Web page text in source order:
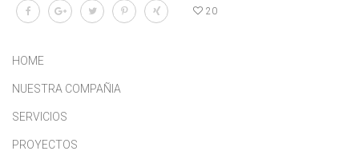
20
HOME
NUESTRA COMPAÑIA
SERVICIOS
PROYECTOS